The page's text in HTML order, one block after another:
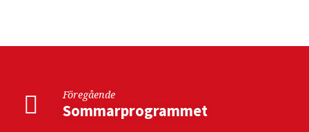
på
rep Föregående
Sommarprogrammet